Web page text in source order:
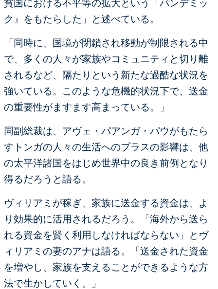
貧国における不平等の拡大という『パンデミッ
ク』をもたらした」と述べている。
「同時に、国境が閉鎖され移動が制限される中
で、多くの人々が家族やコミュニティと切り離
されるなど、隔たりという新たな過酷な状況を
強いている。このような危機的状況下で、送金
の重要性がますます高まっている。」
同副総裁は、アヴェ・パアンガ・パウがもたら
すトンガの人々の生活へのプラスの影響は、他
の太平洋諸国をはじめ世界中の良き前例となり
得るだろうと語る。
ヴィリアミが稼ぎ、家族に送金する資金は、よ
り効果的に活用されるだろう。「海外から送ら
れる資金を賢く利用しなければならない」とヴ
ィリアミの妻のアナは語る。「送金された資金
を増やし、家族を支えることができるような方
法で生かしていく。」